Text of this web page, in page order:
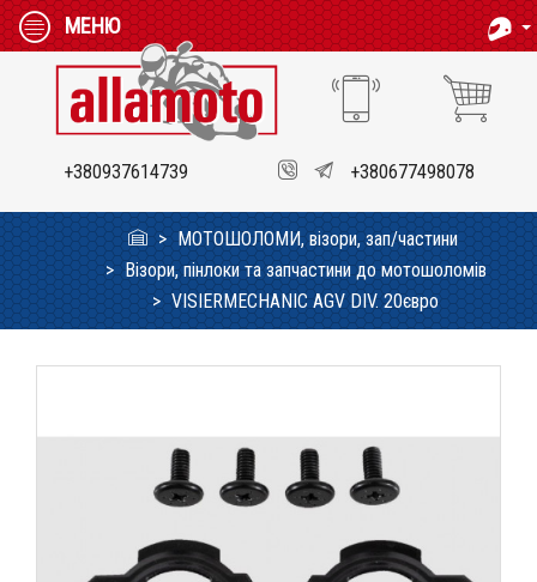
МЕНЮ
+380937614739 +380677498078
МОТОШОЛОМИ, візори, зап/частини
Візори, пінлоки та запчастини до мотошоломів
VISIERMECHANIC AGV DIV. 20євро